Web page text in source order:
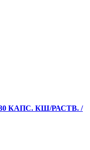
КАПС. КШ/РАСТВ. /